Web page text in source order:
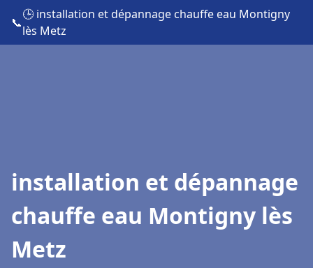
📞
🕒 installation et dépannage chauffe eau Montigny
lès Metz
installation et dépannage
chauffe eau Montigny lès
Metz